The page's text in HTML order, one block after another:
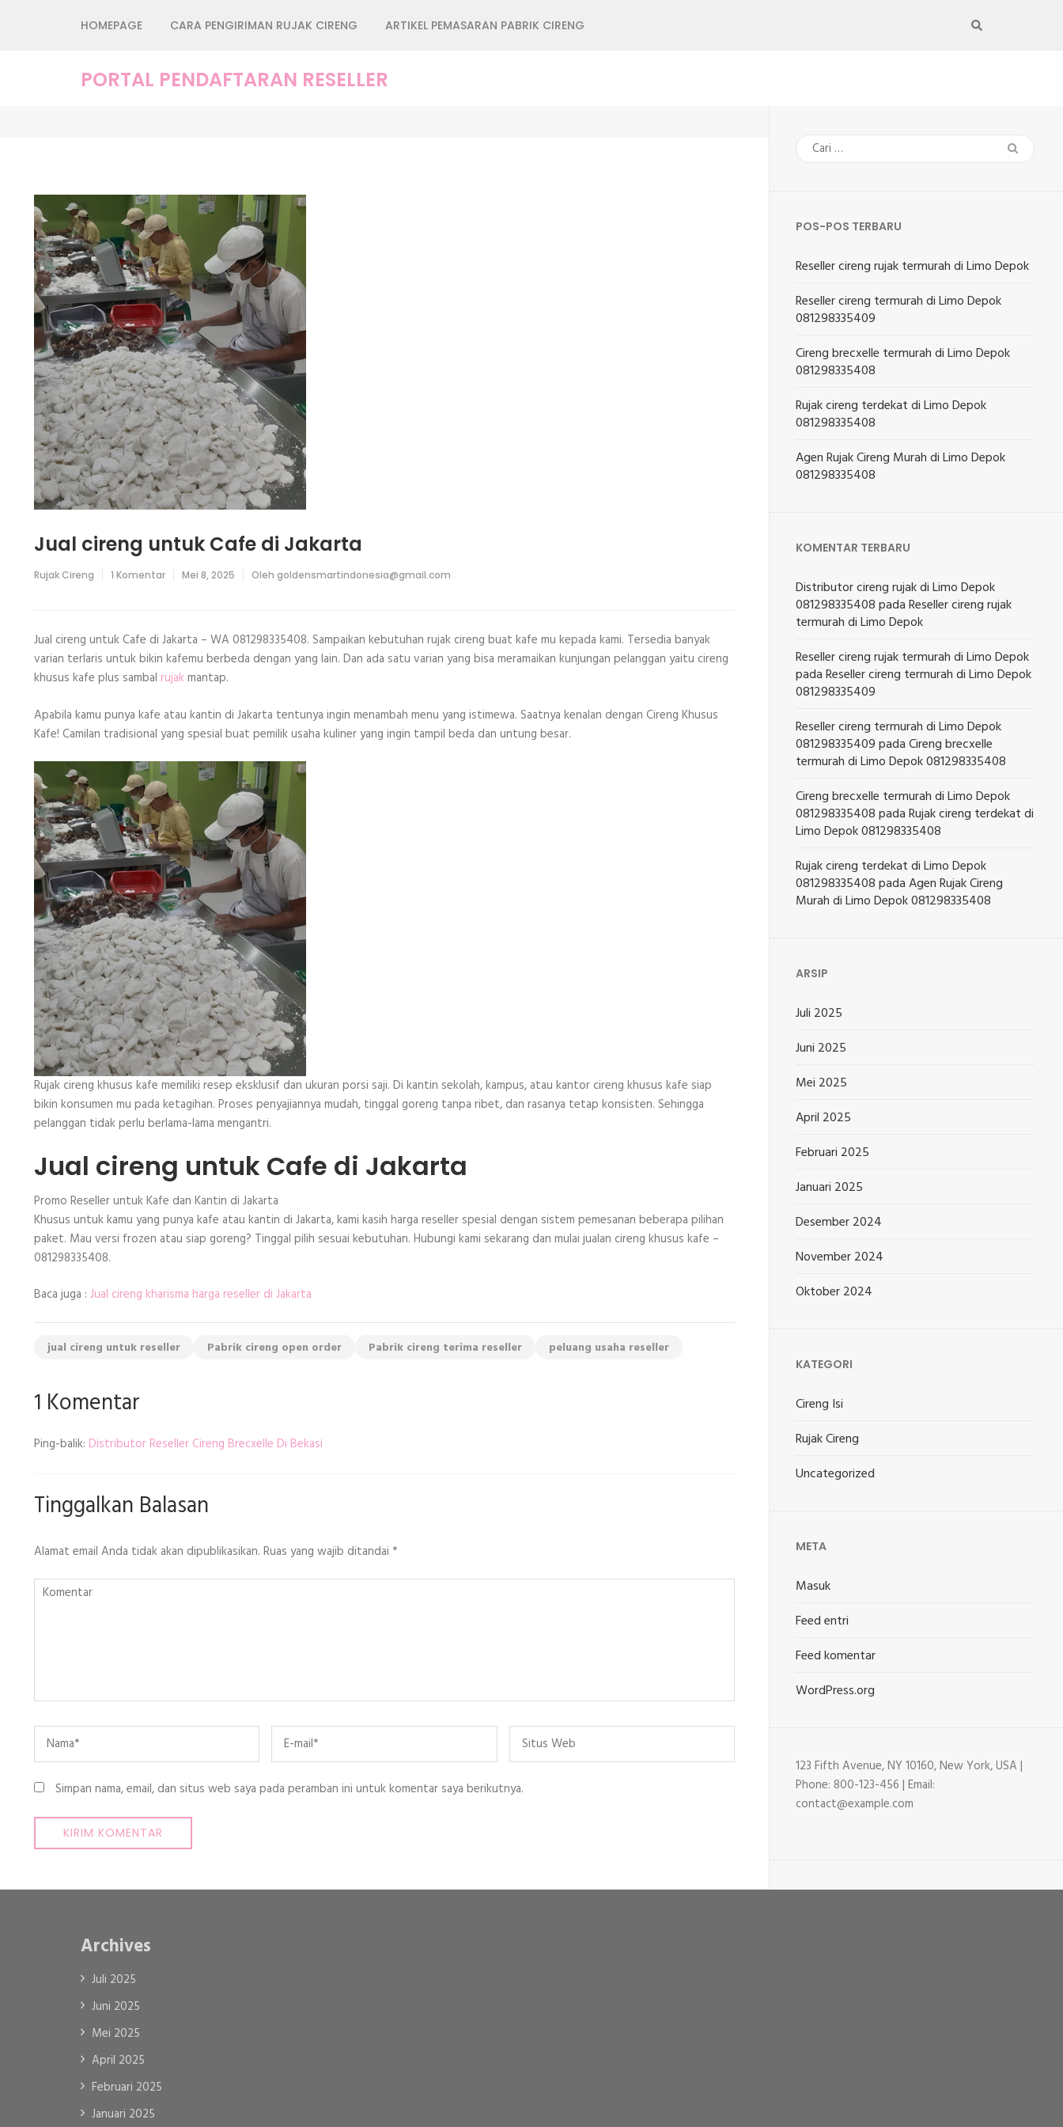
HOMEPAGE CARA PENGIRIMAN RUJAK CIRENG ARTIKEL PEMASARAN PABRIK CIRENG
PORTAL PENDAFTARAN RESELLER
Jual cireng untuk Cafe di Jakarta
Rujak Cireng 1 Komentarpada
di
Jakarta
Mei 8, 2025 Oleh goldensmartindonesia@gmail.com
Jual cireng untuk Cafe di Jakarta – WA 081298335408. Sampaikan kebutuhan rujak cireng buat kafe mu kepada kami. Tersedia banyak
varian terlaris untuk bikin kafemu berbeda dengan yang lain. Dan ada satu varian yang bisa meramaikan kunjungan pelanggan yaitu cireng
khusus kafe plus sambal rujakmantap.
Apabila kamu punya kafe atau kantin di Jakarta tentunya ingin menambah menu yang istimewa. Saatnya kenalan dengan Cireng Khusus
Kafe! Camilan tradisional yang spesial buat pemilik usaha kuliner yang ingin tampil beda dan untung besar.
Rujak cireng khusus kafe memiliki resep eksklusif dan ukuran porsi saji. Di kantin sekolah, kampus, atau kantor cireng khusus kafe siap
bikin konsumen mu pada ketagihan. Proses penyajiannya mudah, tinggal goreng tanpa ribet, dan rasanya tetap konsisten. Sehingga
pelanggan tidak perlu berlama-lama mengantri.
Jual cireng untuk Cafe di Jakarta
Promo Reseller untuk Kafe dan Kantin di Jakarta
Khusus untuk kamu yang punya kafe atau kantin di Jakarta, kami kasih harga reseller spesial dengan sistem pemesanan beberapa pilihan
paket. Mau versi frozen atau siap goreng? Tinggal pilih sesuai kebutuhan. Hubungi kami sekarang dan mulai jualan cireng khusus kafe –
081298335408.
Baca juga : Jual cireng kharisma harga reseller di Jakarta
jual cireng untuk reseller Pabrik cireng open order Pabrik cireng terima reseller peluang usaha reseller
1 Komentar
Ping-balik: Distributor Reseller Cireng Brecxelle Di Bekasi
Tinggalkan Balasan
Alamat email Anda tidak akan dipublikasikan. Ruas yang wajib ditandai *
Komentar
Name Email
Situs
Web
Simpan nama, email, dan situs web saya pada peramban ini untuk komentar saya berikutnya.
Cari
untuk:
POS-POS TERBARU
Reseller cireng rujak termurah di Limo Depok
Reseller cireng termurah di Limo Depok
081298335409
Cireng brecxelle termurah di Limo Depok
081298335408
Rujak cireng terdekat di Limo Depok
081298335408
Agen Rujak Cireng Murah di Limo Depok
081298335408
KOMENTAR TERBARU
Distributor cireng rujak di Limo Depok
081298335408padaReseller cireng rujak
termurah di Limo Depok
Reseller cireng rujak termurah di Limo Depok
padaReseller cireng termurah di Limo Depok
081298335409
Reseller cireng termurah di Limo Depok
081298335409padaCireng brecxelle
termurah di Limo Depok 081298335408
Cireng brecxelle termurah di Limo Depok
081298335408padaRujak cireng terdekat di
Limo Depok 081298335408
Rujak cireng terdekat di Limo Depok
081298335408padaAgen Rujak Cireng
Murah di Limo Depok 081298335408
ARSIP
Juli 2025
Juni 2025
Mei 2025
April 2025
Februari 2025
Januari 2025
Desember 2024
November 2024
Oktober 2024
KATEGORI
Cireng Isi
Rujak Cireng
Uncategorized
META
Masuk
Feed entri
Feed komentar
WordPress.org
123 Fifth Avenue, NY 10160, New York, USA |
Phone: 800-123-456 | Email:
contact@example.com
Archives
Juli 2025
Juni 2025
Mei 2025
April 2025
Februari 2025
Januari 2025